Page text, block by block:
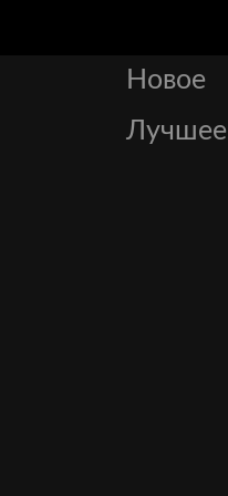
Новое
Лучшее